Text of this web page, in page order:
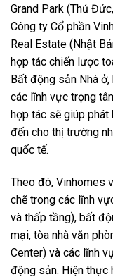
Grand Park (Thủ
Công ty Cổ phần
Real Estate (Nhật
hợp tác chiến lược
Bất động sản Nhà
các lĩnh vực trọng
hợp tác sẽ giúp phát
đến cho thị trường
quốc tế.
Theo đó, Vinhomes
chẽ trong các lĩnh
và thấp tầng), bất
mại, tòa nhà văn
Center) và các lĩnh
động sản. Hiện thực